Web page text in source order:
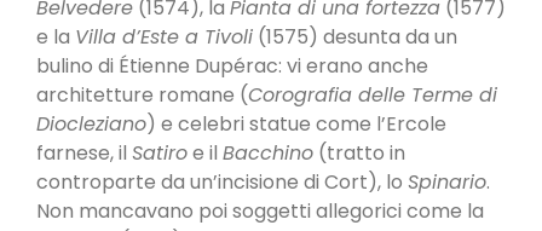
Belvedere (1574), la Pianta di una fortezza (1577)
e la Villa d’Este a Tivoli (1575) desunta da un
bulino di Étienne Dupérac: vi erano anche
architetture romane (Corografia delle Terme di
Diocleziano) e celebri statue come l’Ercole
farnese, il Satiroe il Bacchino (tratto in
controparte da un’incisione di Cort), lo Spinario.
Non mancavano poi soggetti allegorici come la